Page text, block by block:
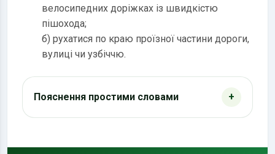
велосипедних доріжках із швидкістю
пішохода;
б) рухатися по краю проїзної частини дороги,
вулиці чи узбіччю.
Пояснення простими словами